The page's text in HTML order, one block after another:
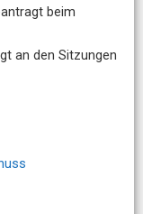
beim
an den Sitzungen